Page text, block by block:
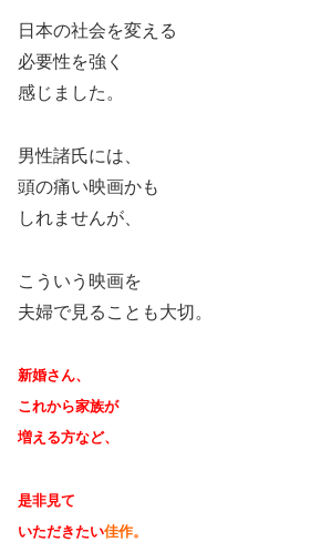
日本の社会を変える
必要性を強く
感じました。
男性諸氏には、
頭の痛い映画かも
しれませんが、
こういう映画を
夫婦で見ることも大切。
新婚さん、
これから家族が
増える方など、
是非見て
いただきたい佳作。